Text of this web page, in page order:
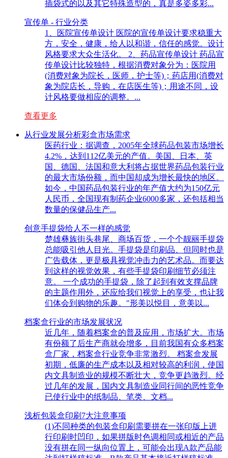
插袋式的以及其它特殊造型的，真是多姿多彩...
宣传单 - 行业分类
1、医院宣传单设计 医院的宣传单设计要求稳重大
方，安全，健康，给人以和谐，信任的感觉。设计
风格要求大众生活化。 2、药品宣传单设计 药品宣
传单设计比较独特，根据消费对象分为：医院用
(消费对象为院长，医师，护士等)；药店用(消费对
象为院店长，导购，在店医生等)；用途不同，设
计风格要做相应的调整。...
查看更多
从行业发展分析彩盒市场需求
医药行业：据调查，2005年全球药品包装市场增长
4.2%，达到112亿美元的产值。美国、日本、英
国、德国、法国和意大利将占据世界药品包装行业
的最大市场份额，而中国却成为增长最快的地区。
如今，中国药品包装行业的年产值大约为150亿元
人民币，全国现有制药企业6000多家，还包括相当
数量的保健品生产...
创意手提袋给人不一样的感觉
楚雄彝族街头巷尾、商场百货，一个个靓丽手提袋
总能吸引他人目光。手提袋是印刷品、但同时也是
广告载体，更是极具视觉冲击力的艺术品。而要达
到这样的视觉效果，有些手提袋印刷细节必须注
意。 一个成功的手提袋，除了起到有效支撑品牌
的主题作用外，还应给我们视觉上的享受，也让我
们体会到购物的乐趣。"形美以悦目，意美以...
档案盒行业的市场发展状况
近几年，随着档案盒的普及应用，市场扩大。市场
有份额了后生产商就会增多，目前我国有众多档案
盒厂家，档案盒行业竞争非常激烈。 档案盒发展
初期，低廉的生产成本以及相对较高的利润，使国
内文具制造业的规模不断壮大，竞争更趋激烈。经
过几年的发展，国内文具制造业同行间的恶性竞争
已使行业中的纸制品、笔类、文档...
浅析包装盒印刷7大注意事项
(1)不同种类的包装盒印刷需要拼在一张印版上进
行印刷时凹印，如果拼版时色调相同或相近的产品
没有拼在同一纵向位置上，可能会出现A款产品能